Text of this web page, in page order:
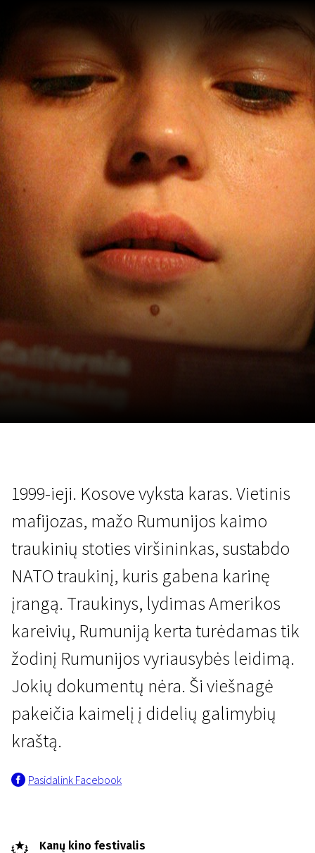
California Dreamin' (nebaigta)
1999-ieji. Kosove vyksta karas. Vietinis
mafijozas, mažo Rumunijos kaimo
traukinių stoties viršininkas, sustabdo
NATO traukinį, kuris gabena karinę
įrangą. Traukinys, lydimas Amerikos
kareivių, Rumuniją kerta turėdamas tik
žodinį Rumunijos vyriausybės leidimą.
Jokių dokumentų nėra. Ši viešnagė
pakeičia kaimelį į didelių galimybių
kraštą.
Pasidalink Facebook
Kanų kino festivalis